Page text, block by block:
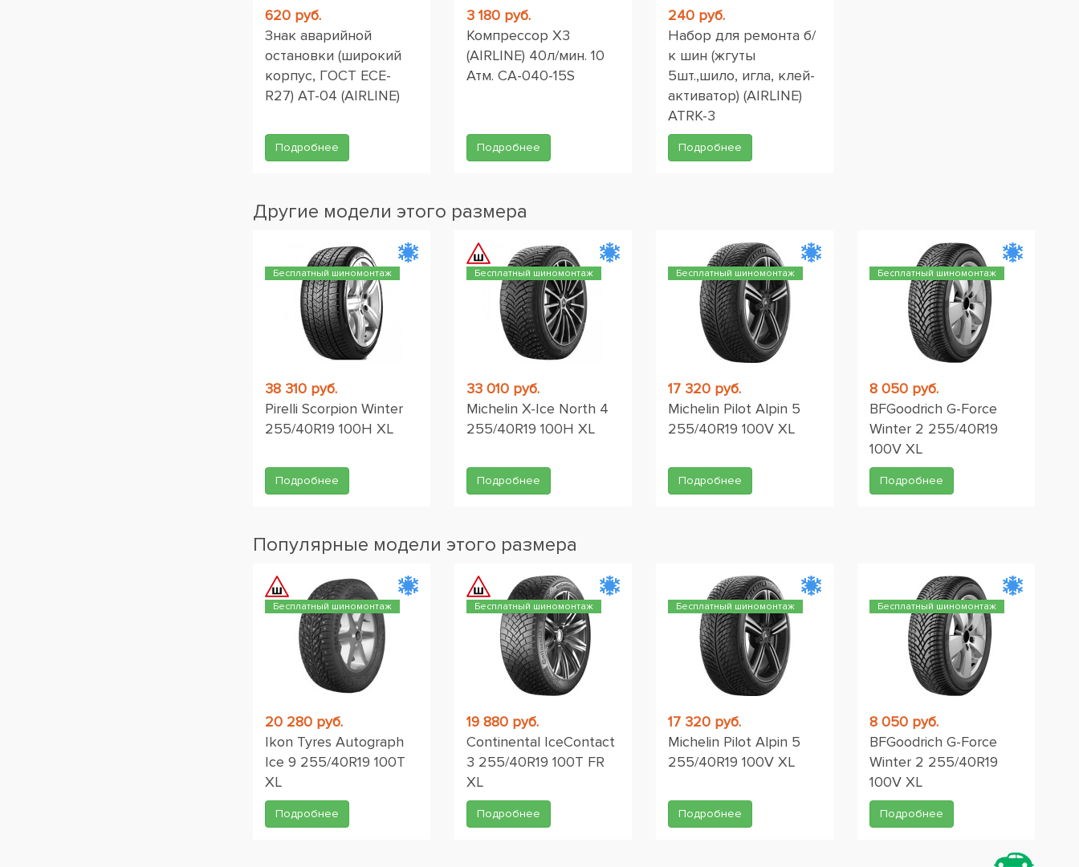
620 руб.
Знак аварийной
остановки (широкий
корпус, ГОСТ ЕСЕ-
R27) AT-04 (AIRLINE)
Подробнее
3 180 руб.
Компрессор X3
(AIRLINE) 40л/мин. 10
Атм. CA-040-15S
Подробнее
240 руб.
Набор для ремонта б/
к шин (жгуты
5шт.,шило, игла, клей-
активатор) (AIRLINE)
ATRK-3
Подробнее
Другие модели этого размера
Бесплатный шиномонтаж
38 310 руб.
Pirelli Scorpion Winter
255/40R19 100H XL
Подробнее
Бесплатный шиномонтаж
33 010 руб.
Michelin X-Ice North 4
255/40R19 100H XL
Подробнее
Бесплатный шиномонтаж
17 320 руб.
Michelin Pilot Alpin 5
255/40R19 100V XL
Подробнее
Бесплатный шиномонтаж
8 050 руб.
BFGoodrich G-Force
Winter 2 255/40R19
100V XL
Подробнее
Популярные модели этого размера
Бесплатный шиномонтаж
20 280 руб.
Ikon Tyres Autograph
Ice 9 255/40R19 100T
XL
Подробнее
Бесплатный шиномонтаж
19 880 руб.
Continental IceContact
3 255/40R19 100T FR
XL
Подробнее
Бесплатный шиномонтаж
17 320 руб.
Michelin Pilot Alpin 5
255/40R19 100V XL
Подробнее
Бесплатный шиномонтаж
8 050 руб.
BFGoodrich G-Force
Winter 2 255/40R19
100V XL
Подробнее